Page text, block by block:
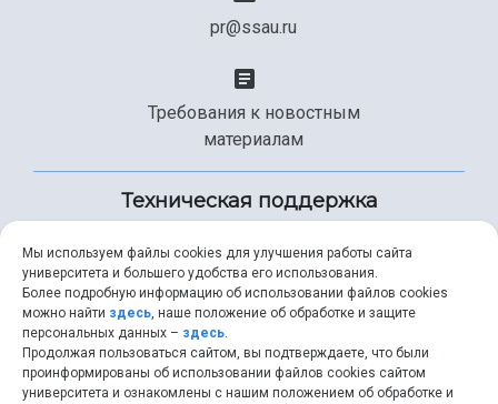
pr@ssau.ru
Требования к новостным
материалам
Техническая поддержка
+7 (846) 267-49-99
help@ssau.ru
Мы используем файлы cookies для улучшения работы сайта
университета и большего удобства его использования.
Более подробную информацию об использовании файлов cookies
можно найти здесь, наше положение об обработке и защите
персональных данных – здесь.
Продолжая пользоваться сайтом, вы подтверждаете, что были
проинформированы об использовании файлов cookies сайтом
университета и ознакомлены с нашим положением об обработке и